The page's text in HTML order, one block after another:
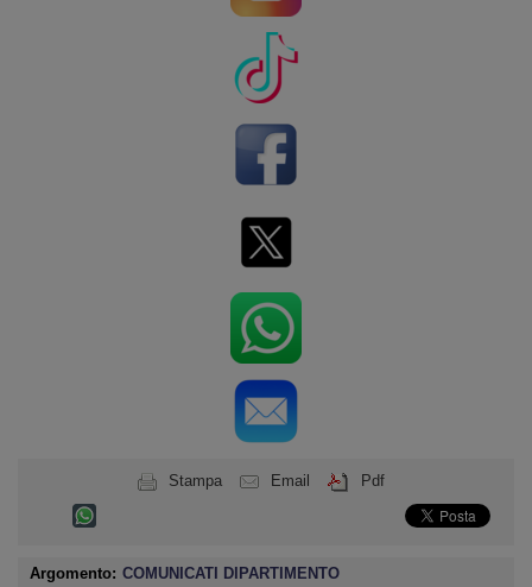
Stampa Email Pdf
Argomento: COMUNICATI DIPARTIMENTO